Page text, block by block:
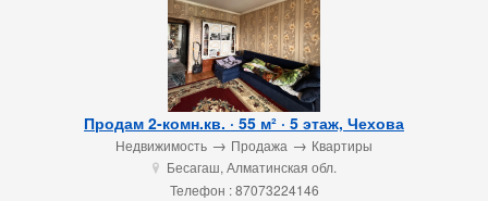
Продам 2-комн.кв. · 55 м² · 5 этаж, Чехова
Недвижимость → Продажа → Квартиры
u
Бесагаш, Алматинская обл.
Телефон : 87073224146